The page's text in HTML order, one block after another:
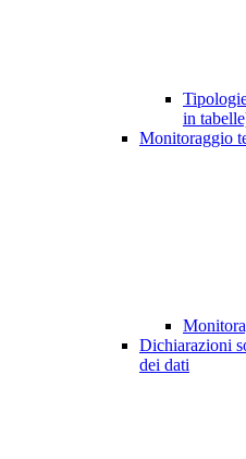
in
Monitoraggio
Dichiarazioni
dei dati